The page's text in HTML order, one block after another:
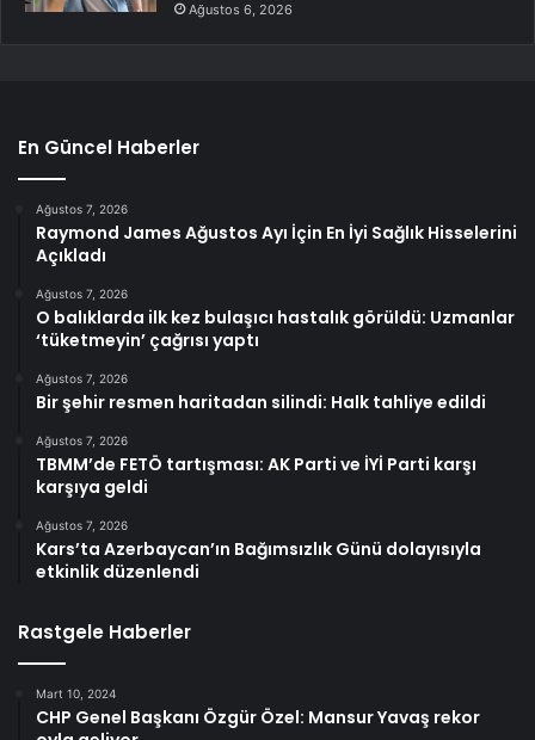
Ağustos 6, 2026
En Güncel Haberler
Ağustos 7, 2026
Raymond James Ağustos Ayı İçin En İyi Sağlık Hisselerini
Açıkladı
Ağustos 7, 2026
O balıklarda ilk kez bulaşıcı hastalık görüldü: Uzmanlar
‘tüketmeyin’ çağrısı yaptı
Ağustos 7, 2026
Bir şehir resmen haritadan silindi: Halk tahliye edildi
Ağustos 7, 2026
TBMM’de FETÖ tartışması: AK Parti ve İYİ Parti karşı
karşıya geldi
Ağustos 7, 2026
Kars’ta Azerbaycan’ın Bağımsızlık Günü dolayısıyla
etkinlik düzenlendi
Rastgele Haberler
Mart 10, 2024
CHP Genel Başkanı Özgür Özel: Mansur Yavaş rekor